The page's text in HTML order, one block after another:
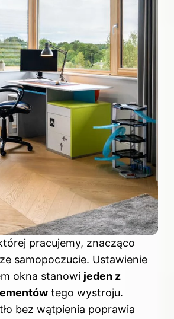
pracujemy, znacząco
samopoczucie. Ustawienie
okna stanowi jeden z
tego wystroju.
bez wątpienia poprawia